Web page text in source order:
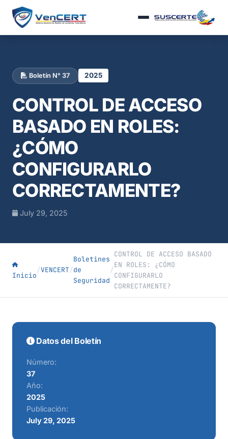
Boletín N° 37 2025
CONTROL DE ACCESO
BASADO EN ROLES:
¿CÓMO
CONFIGURARLO
CORRECTAMENTE?
July 29, 2025
Inicio
/VENCERT/
Boletines
de
Seguridad
/
CONTROL DE ACCESO BASADO
EN ROLES: ¿CÓMO
CONFIGURARLO
CORRECTAMENTE?
Datos del Boletín
Número:
37
Año:
2025
Publicación:
July 29, 2025